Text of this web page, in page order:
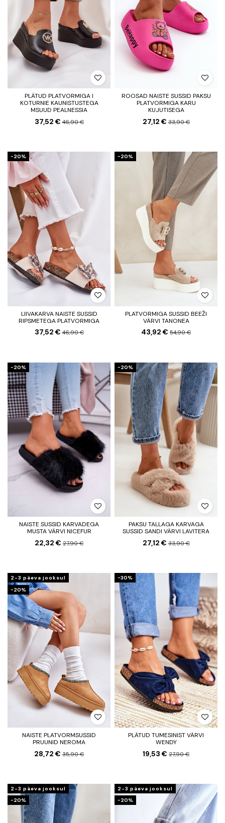
PLÄTUD PLATVORMIGA I
KOTURNIE KAUNISTUSTEGA
MSUUD PEALNESSIA
37,52 €46,90 €
ROOSAD NAISTE SUSSID PAKSU
PLATVORMIGA KARU
KUJUTISEGA
27,12 €33,90 €
−20%
LIIVAKARVA NAISTE SUSSID
RIPSMETEGA PLATVORMIGA
37,52 €46,90 €
−20%
PLATVORMIGA SUSSID BEEŽI
VÄRVI TANONEA
43,92 € 54,90 €
−20%
NAISTE SUSSID KARVADEGA
MUSTA VÄRVI NICEFUR
22,32 € 27,90 €
−20%
PAKSU TALLAGA KARVAGA
SUSSID SANDI VÄRVI LAVITERA
27,12 €33,90 €
2-3 päeva jooksul
−20%
NAISTE PLATVORMSUSSID
PRUUNID NEROMA
28,72 € 35,90 €
−30%
PLÄTUD TUMESINIST VÄRVI
WENDY
19,53 € 27,90 €
2-3 päeva jooksul
−20%
2-3 päeva jooksul
−20%